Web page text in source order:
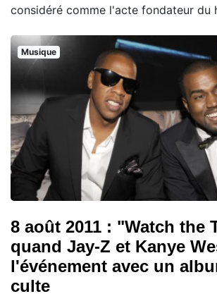
considéré comme l'acte fondateur du
Musique
8 août 2011 : "Watch the
quand Jay-Z et Kanye
l'événement avec un
culte